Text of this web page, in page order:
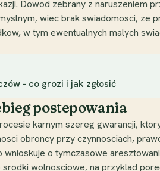
Dowod zebrany z naruszeniem
wiec brak swiadomosci, ze
w tym ewentualnych malych
- co grozi i jak zgłosić
postepowania
karnym szereg gwarancji,
obroncy przy czynnosciach,
o tymczasowe
wolnosciowe, na przyklad